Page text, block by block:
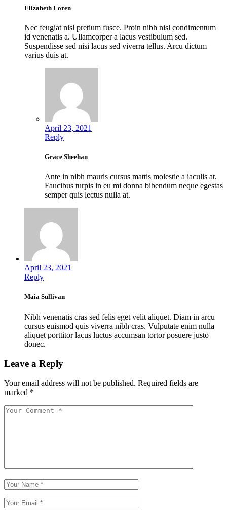
Elizabeth Loren
Nec feugiat nisl pretium fusce. Proin nibh nisl condimentum
id venenatis a. Ullamcorper a lacus vestibulum sed.
Suspendisse sed nisi lacus sed viverra tellus. Arcu dictum
varius duis at.
April 23, 2021
Reply
Grace Sheehan
Ante in nibh mauris cursus mattis molestie a iaculis at.
Faucibus turpis in eu mi donna bibendum neque egestas
semper quis lectus nulla at.
April 23, 2021
Reply
Maia Sullivan
Nibh venenatis cras sed felis eget velit aliquet. Diam in arcu
cursus euismod quis viverra nibh cras. Vulputate enim nulla
aliquet porttitor lacus luctus accumsan tortor posuere justo
donec.
Leave a Reply
Your email address will not be published. Required fields are
marked *